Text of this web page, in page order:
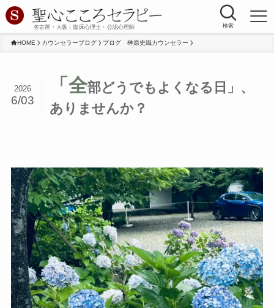
名古屋・大阪｜臨床心理士・公認心理師 検索
HOME カウンセラーブログ ブログ 榊原史織カウンセラー
「全部どうでもよくなる日」、
ありませんか？
2026
6/03